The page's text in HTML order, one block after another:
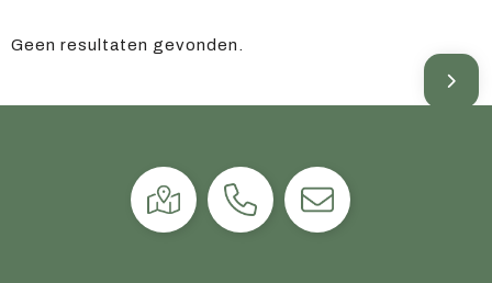
Geen resultaten gevonden.